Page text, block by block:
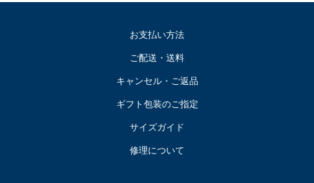
お支払い方法
ご配送・送料
キャンセル・ご返品
ギフト包装のご指定
サイズガイド
修理について